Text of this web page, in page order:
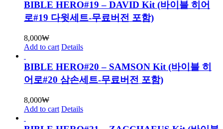
BIBLE HERO#19 – DAVID Kit (바이블 히어
로#19 다윗세트-무료버전 포함)
8,000₩
Add to cart Details
BIBLE HERO#20 – SAMSON Kit (바이블 히
어로#20 삼손세트-무료버전 포함)
8,000₩
Add to cart Details